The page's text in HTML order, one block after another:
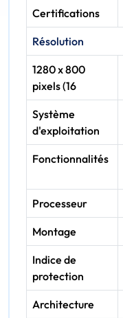
Certifications
Résolution
1280 x 800
pixels (16
Système
d'exploitation
Fonctionnalités
Processeur
Montage
Indice de
protection
Architecture